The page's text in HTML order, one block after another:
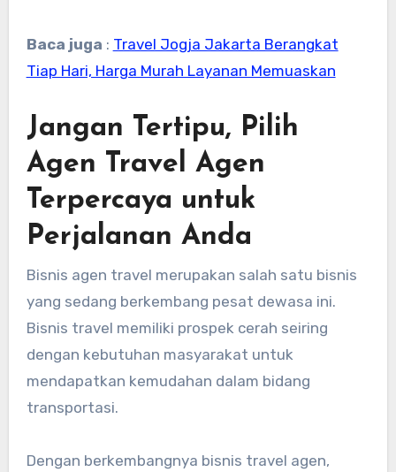
Baca juga : Travel Jogja Jakarta Berangkat
Tiap Hari, Harga Murah Layanan Memuaskan
Jangan Tertipu, Pilih
Agen Travel Agen
Terpercaya untuk
Perjalanan Anda
Bisnis agen travel merupakan salah satu bisnis
yang sedang berkembang pesat dewasa ini.
Bisnis travel memiliki prospek cerah seiring
dengan kebutuhan masyarakat untuk
mendapatkan kemudahan dalam bidang
transportasi.
Dengan berkembangnya bisnis travel agen,